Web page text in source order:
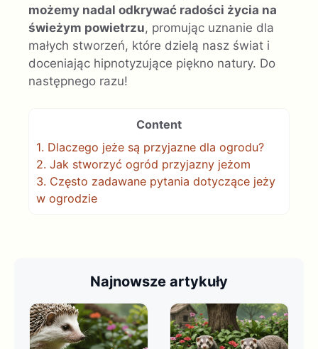
możemy nadal odkrywać radości życia na
świeżym powietrzu, promując uznanie dla
małych stworzeń, które dzielą nasz świat i
doceniając hipnotyzujące piękno natury. Do
następnego razu!
Content
1. Dlaczego jeże są przyjazne dla ogrodu?
2. Jak stworzyć ogród przyjazny jeżom
3. Często zadawane pytania dotyczące jeży
w ogrodzie
Najnowsze artykuły